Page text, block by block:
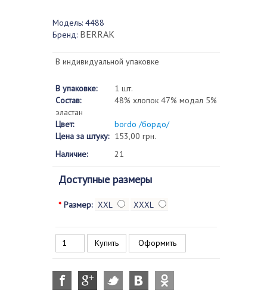
Модель: 4488
Бренд: BERRAK
В индивидуальной упаковке
В упаковке:
1 шт.
Состав:
48% хлопок 47% модал 5%
эластан
Цвет:
bordo /бордо/
Цена за штуку: 153,00 грн.
Наличие:
21
Доступные размеры
* Размер: XXL XXXL
Оформить